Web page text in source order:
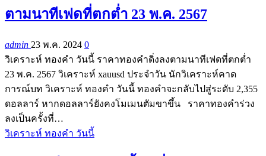
ตามนาทีเฟดที่ตกต่ำ 23 พ.ค. 2567
admin 23 พ.ค. 2024 0
วิเคราะห์ ทองคำ วันนี้ ราคาทองคำดิ่งลงตามนาทีเฟดที่ตกต่ำ
23 พ.ค. 2567 วิเคราะห์ xauusd ประจำวัน นักวิเคราะห์คาด
การณ์บท วิเคราะห์ ทองคำ วันนี้ ทองคำจะกลับไปสู่ระดับ 2,355
ดอลลาร์ หากดอลลาร์ยังคงโมเมนตัมขาขึ้น ราคาทองคำร่วง
ลงเป็นครั้งที่…
วิเคราะห์ ทองคำ วันนี้